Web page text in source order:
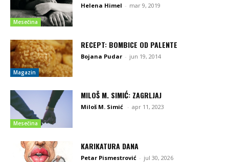
Mesečina
Helena Himel - mar 9, 2019
Magazin
RECEPT: BOMBICE OD PALENTE
Bojana Pudar - jun 19, 2014
Mesečina
MILOŠ M. SIMIĆ: ZAGRLJAJ
Miloš M. Simić - apr 11, 2023
KARIKATURA DANA
Petar Pismestrović - jul 30, 2026